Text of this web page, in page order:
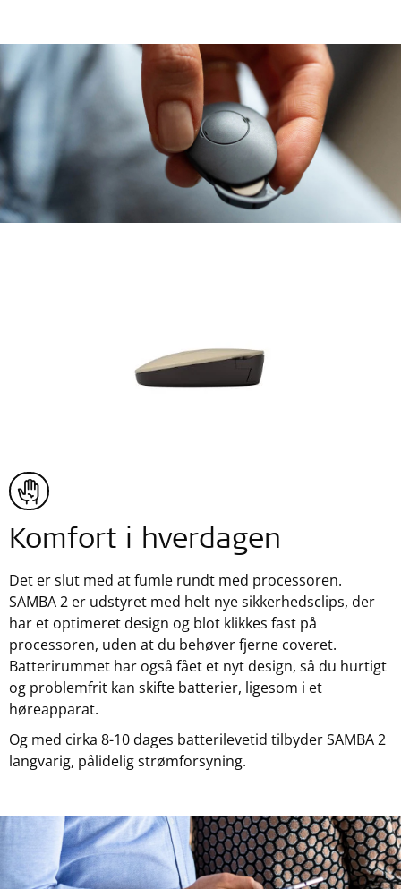
Komfort i hverdagen
Det er slut med at fumle rundt med processoren.
SAMBA 2 er udstyret med helt nye sikkerhedsclips, der
har et optimeret design og blot klikkes fast på
processoren, uden at du behøver fjerne coveret.
Batterirummet har også fået et nyt design, så du hurtigt
og problemfrit kan skifte batterier, ligesom i et
høreapparat.
Og med cirka 8-10 dages batterilevetid tilbyder SAMBA 2
langvarig, pålidelig strømforsyning.